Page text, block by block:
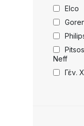
Elco
Neff
Γέν.